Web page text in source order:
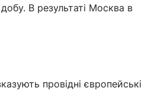
В результаті Москва в
провідні європейські